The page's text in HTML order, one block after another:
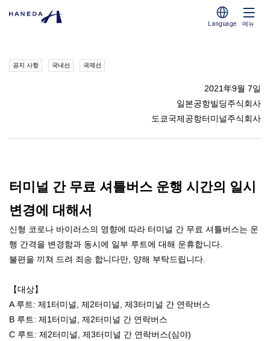
Language 메뉴
공지 사항 국내선 국제선
2021年9월 7일
일본공항빌딩주식회사
도쿄국제공항터미널주식회사
터미널 간 무료 셔틀버스 운행 시간의 일시
변경에 대해서
신형 코로나 바이러스의 영향에 따라 터미널 간 무료 셔틀버스는 운
행 간격을 변경함과 동시에 일부 루트에 대해 운휴합니다.
불편을 끼쳐 드려 죄송 합니다만, 양해 부탁드립니다.
【대상】
A 루트: 제1터미널, 제2터미널, 제3터미널 간 연락버스
B 루트: 제1터미널, 제2터미널 간 연락버스
C 루트: 제2터미널, 제3터미널 간 연락버스(심야)